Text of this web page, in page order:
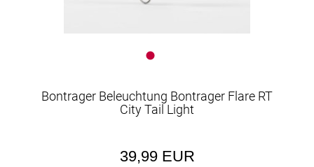
Bontrager Beleuchtung Bontrager Flare RT
City Tail Light
39,99 EUR